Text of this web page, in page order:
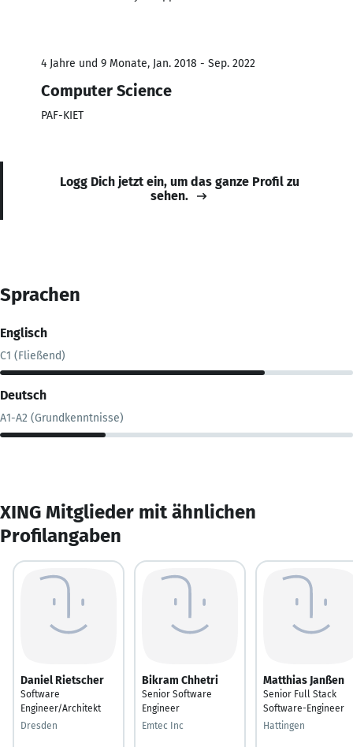
4 Jahre und 9 Monate, Jan. 2018 - Sep. 2022
Computer Science
PAF-KIET
Logg Dich jetzt ein, um das ganze Profil zu
sehen.
Sprachen
Englisch
C1 (Fließend)
Deutsch
A1-A2 (Grundkenntnisse)
XING Mitglieder mit ähnlichen
Profilangaben
Daniel Rietscher
Software
Engineer/Architekt
Dresden
Bikram Chhetri
Senior Software
Engineer
Emtec Inc
Matthias Janßen
Senior Full Stack
Software-Engineer
Hattingen